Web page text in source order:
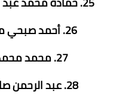
26. أحمد صبحي محمد علي عياد البحيرة
27. محمد محمد علي العطار البحيرة
28. عبد الرحمن صابر لطفي علي السويس